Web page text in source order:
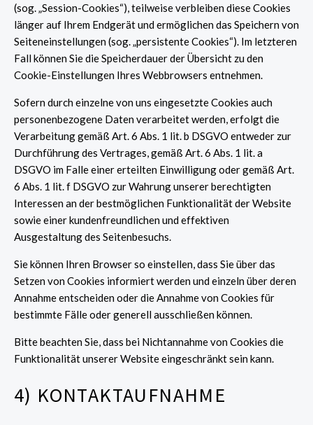
(sog. „Session-Cookies“), teilweise verbleiben diese Cookies
länger auf Ihrem Endgerät und ermöglichen das Speichern von
Seiteneinstellungen (sog. „persistente Cookies“). Im letzteren
Fall können Sie die Speicherdauer der Übersicht zu den
Cookie-Einstellungen Ihres Webbrowsers entnehmen.
Sofern durch einzelne von uns eingesetzte Cookies auch
personenbezogene Daten verarbeitet werden, erfolgt die
Verarbeitung gemäß Art. 6 Abs. 1 lit. b DSGVO entweder zur
Durchführung des Vertrages, gemäß Art. 6 Abs. 1 lit. a
DSGVO im Falle einer erteilten Einwilligung oder gemäß Art.
6 Abs. 1 lit. f DSGVO zur Wahrung unserer berechtigten
Interessen an der bestmöglichen Funktionalität der Website
sowie einer kundenfreundlichen und effektiven
Ausgestaltung des Seitenbesuchs.
Sie können Ihren Browser so einstellen, dass Sie über das
Setzen von Cookies informiert werden und einzeln über deren
Annahme entscheiden oder die Annahme von Cookies für
bestimmte Fälle oder generell ausschließen können.
Bitte beachten Sie, dass bei Nichtannahme von Cookies die
Funktionalität unserer Website eingeschränkt sein kann.
4) KONTAKTAUFNAHME